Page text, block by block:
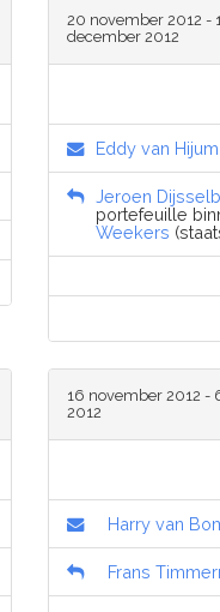
20 november 2012 -
december 2012
Eddy van Hijum
Jeroen
portefeuille
Weekers
16 november 2012 -
2012
Harry van
Frans